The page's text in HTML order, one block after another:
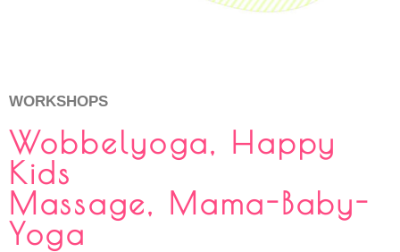
WORKSHOPS
Wobbelyoga, Happy
Kids
Massage, Mama-Baby-
Yoga